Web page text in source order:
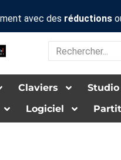
avec des réductions
Rechercher
Claviers Studio
Logiciel